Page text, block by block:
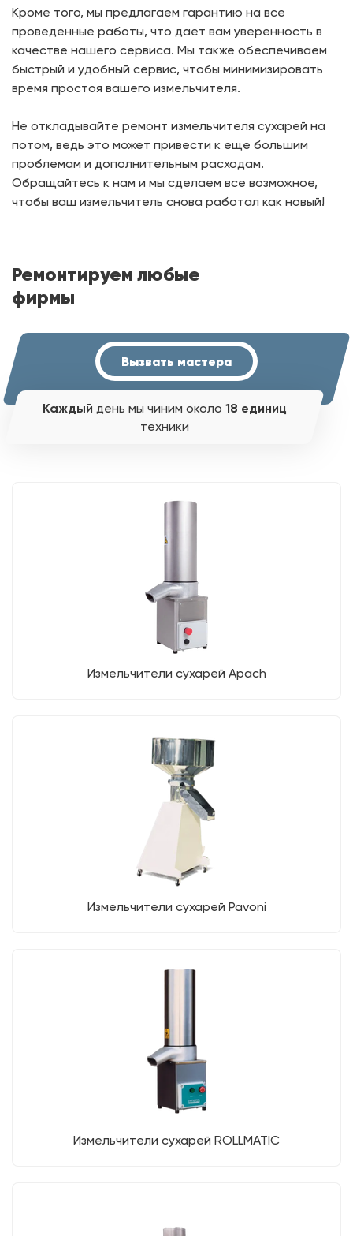
Кроме того, мы предлагаем гарантию на все
проведенные работы, что дает вам уверенность в
качестве нашего сервиса. Мы также обеспечиваем
быстрый и удобный сервис, чтобы минимизировать
время простоя вашего измельчителя.
Не откладывайте ремонт измельчителя сухарей на
потом, ведь это может привести к еще большим
проблемам и дополнительным расходам.
Обращайтесь к нам и мы сделаем все возможное,
чтобы ваш измельчитель снова работал как новый!
Ремонтируем любые
фирмы
Вызвать мастера
Каждый день мы чиним около 18 единиц
техники
Измельчители сухарей Apach
Измельчители сухарей Pavoni
Измельчители сухарей ROLLMATIC